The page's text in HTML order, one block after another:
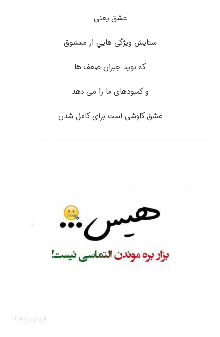
عشق یعنی
ستایش ویژگی‌ هایي از معشوق
که نوید جبران ضعف‌ ها
و کمبودهای ما را می‌ دهد
‏عشق کاوشی است برای کامل شدن